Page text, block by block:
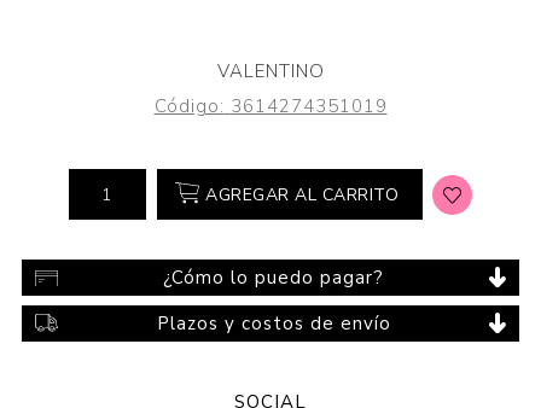
VALENTINO
Código: 3614274351019
AGREGAR AL CARRITO
¿Cómo lo puedo pagar?
Plazos y costos de envío
SOCIAL